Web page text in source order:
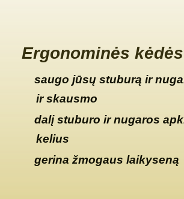
Ergonominės
saugo jūsų stuburą ir
ir skausmo
dalį stuburo ir nugaros
kelius
gerina žmogaus laikyseną